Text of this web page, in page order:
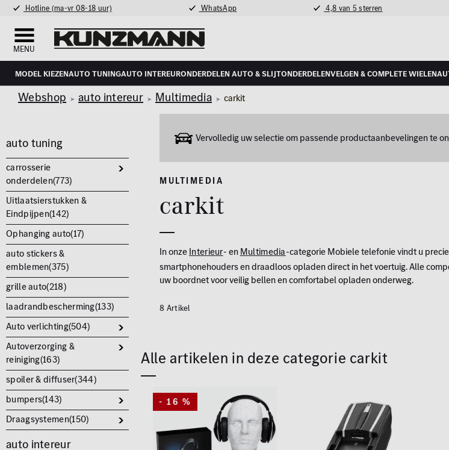
Hotline (ma-vr 08-18 uur) WhatsApp 4,8 van 5 sterren
MENU
Model kiezenauto tuningauto intereurOnderdelen auto & slijtonderdelenvelgen & complete wielen
Webshop auto intereur Multimedia carkit
auto tuning
carrosserie
onderdelen(773)
Uitlaatsierstukken &
Eindpijpen(142)
Ophanging auto(17)
auto stickers &
emblemen(375)
grille auto(218)
laadrandbescherming(133)
Auto verlichting(504)
Autoverzorging &
reiniging(163)
spoiler & diffuser(344)
bumpers(143)
Draagsystemen(150)
auto intereur
Vervolledig uw selectie om passende productaanbevelingen te
MULTIMEDIA
carkit
8 Artikel
In onzeInterieur- enMultimedia-categorie Mobiele telefonie vindt u
smartphonehouders en draadloos opladen direct in het voertuig. Alle
uw boordnet voor veilig bellen en comfortabel opladen onderweg.
Alle artikelen in deze categorie carkit
- 16 %